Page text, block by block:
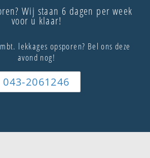
Wij staan 6 dagen per week
voor u klaar!
lekkages opsporen? Bel ons deze
avond nog!
043-2061246